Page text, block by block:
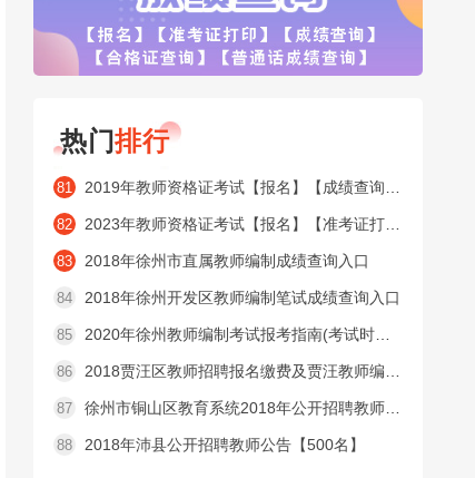
热门排行
81 2019年教师资格证考试【报名】【成绩查询】【合格证查询】【普通话成绩查询】窗口
82 2023年教师资格证考试【报名】【准考证打印】【成绩查询】【合格证查询】【普通话成绩查询】窗口
83 2018年徐州市直属教师编制成绩查询入口
84 2018年徐州开发区教师编制笔试成绩查询入口
85 2020年徐州教师编制考试报考指南(考试时间内容 )
86 2018贾汪区教师招聘报名缴费及贾汪教师编制准考证打印入口
87 徐州市铜山区教育系统2018年公开招聘教师公告【525名】
88 2018年沛县公开招聘教师公告【500名】